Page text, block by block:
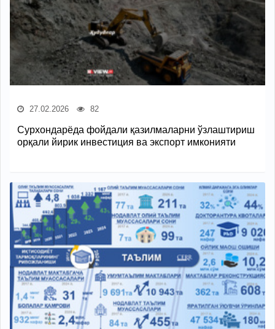
27.02.2026 82
Сурхондарёда фойдали қазилмаларни ўзлаштириш
орқали йирик инвестиция ва экспорт имконияти